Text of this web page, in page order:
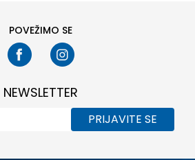
POVEŽIMO SE
NEWSLETTER
PRIJAVITE SE